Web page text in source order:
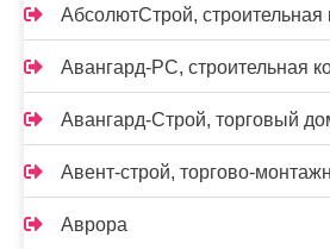
АбсолютСтрой, строительная
Авангард-РС, строительная
Авангард-Строй, торговый
Авент-строй, торгово-
Аврора